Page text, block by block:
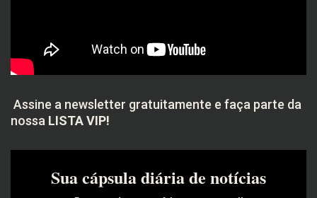
Assine a newsletter gratuitamente e faça parte da
nossa LISTA VIP!
Sua cápsula diária de notícias